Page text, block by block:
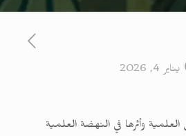
يناير 4, 2026
وأثرها في النهضة العلمية